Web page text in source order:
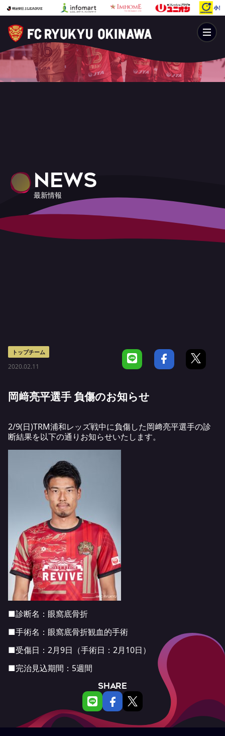
NEWS
最新情報
トップチーム
2020.02.11
岡﨑亮平選手 負傷のお知らせ
2/9(日)TRM浦和レッズ戦中に負傷した岡﨑亮平選手の診
断結果を以下の通りお知らせいたします。
■診断名：眼窩底骨折
■手術名：眼窩底骨折観血的手術
■受傷日：2月9日（手術日：2月10日）
■完治見込期間：5週間
SHARE